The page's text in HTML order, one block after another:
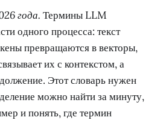
года. Термины LLM
одного процесса: текст
превращаются в векторы,
их с контекстом, а
Этот словарь нужен
можно найти за минуту,
и понять, где термин